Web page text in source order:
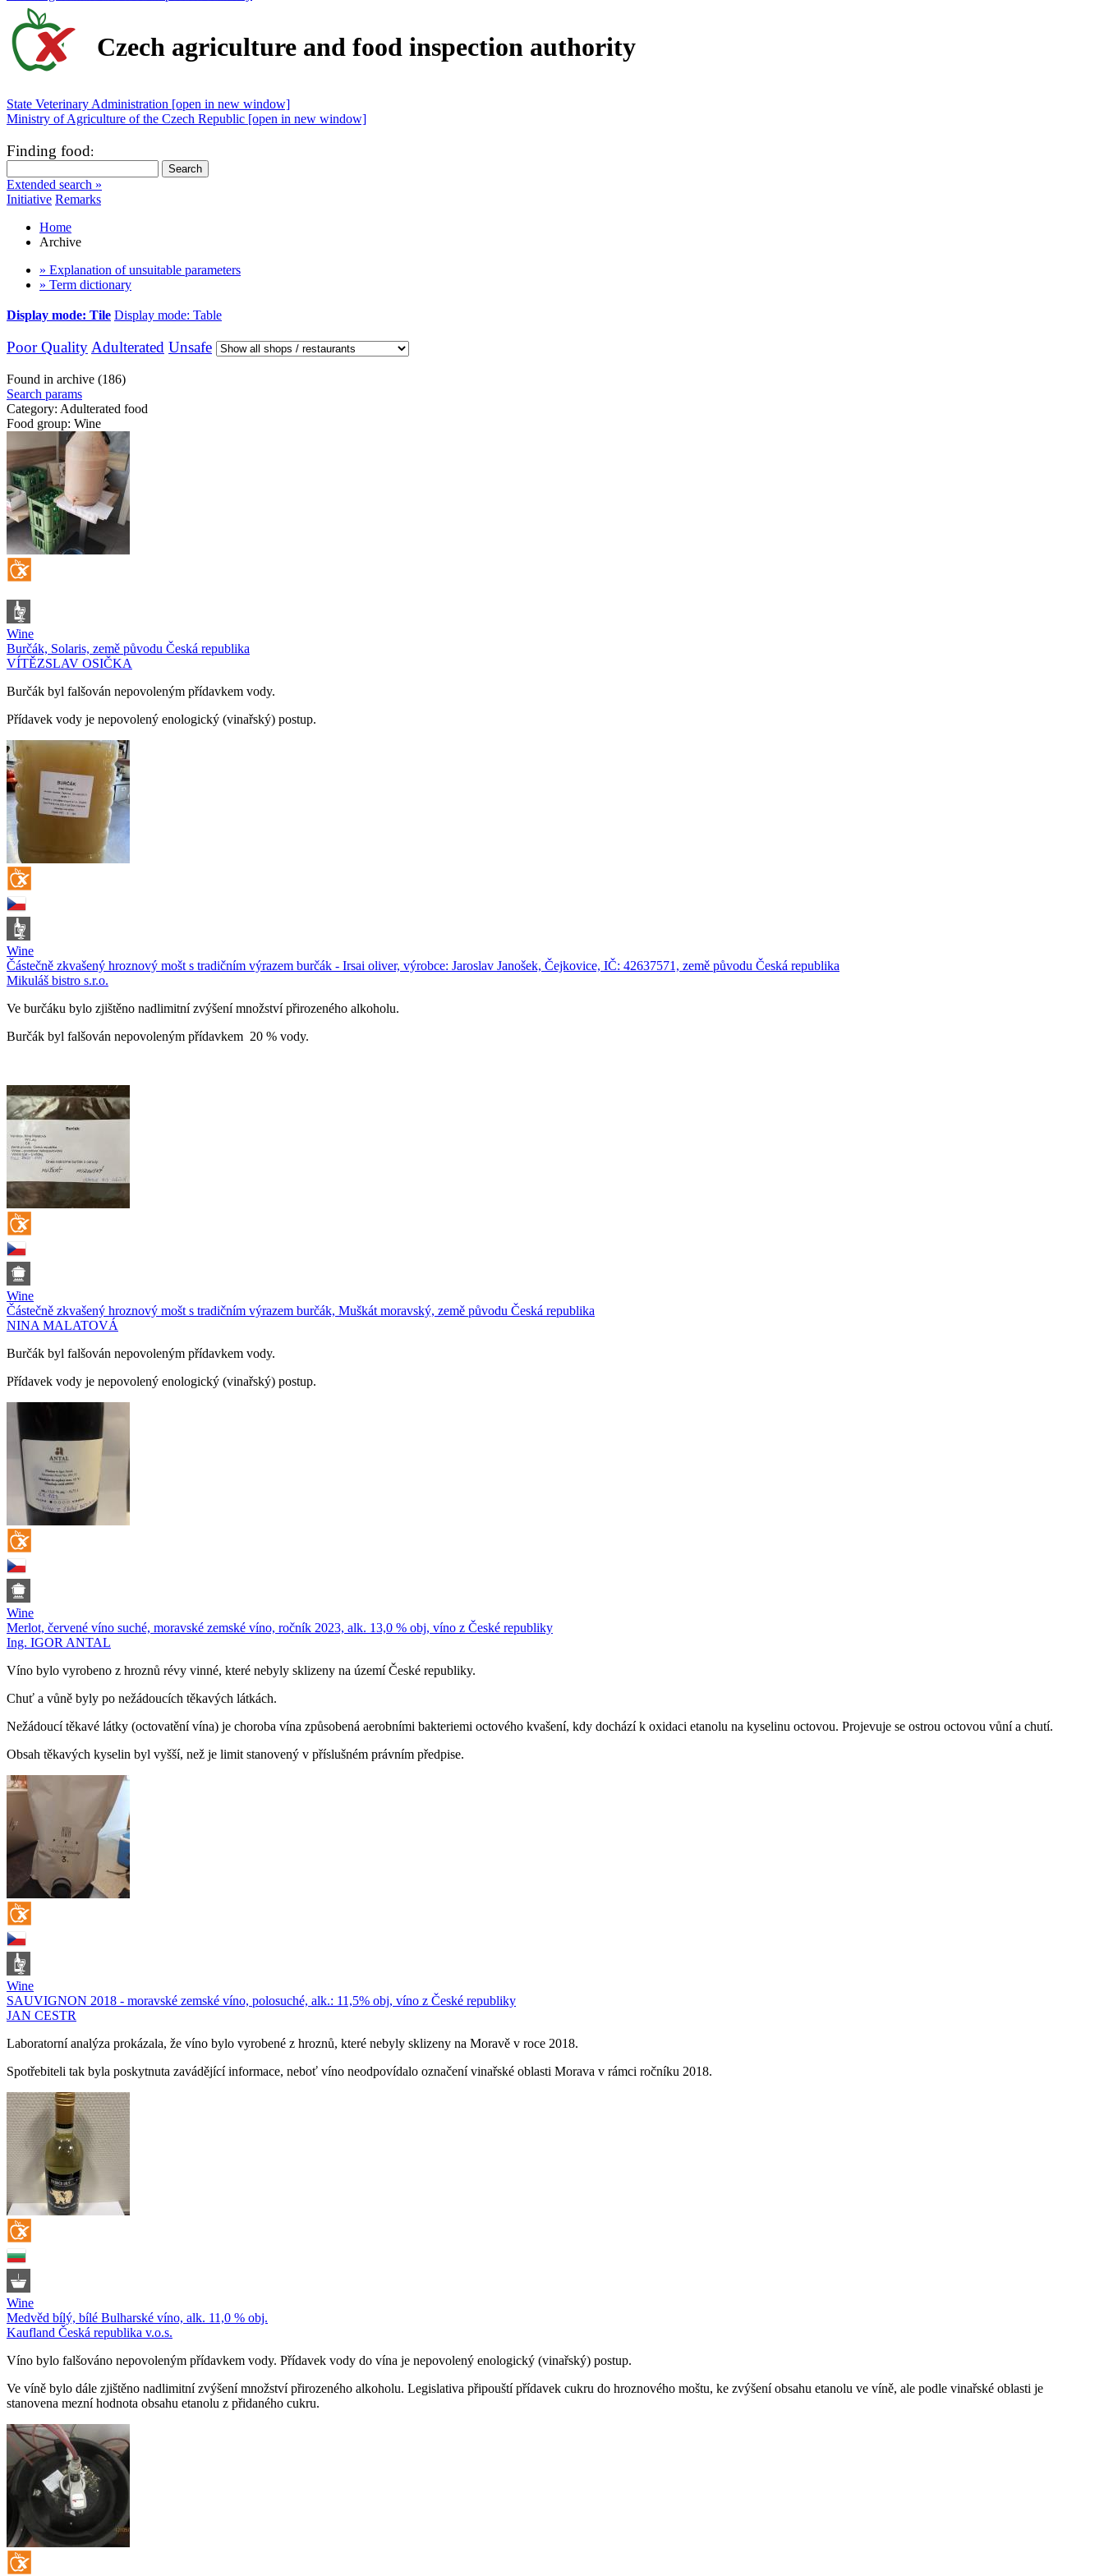
Czech agriculture and food inspection authority
State Veterinary Administration [open in new window]
Ministry of Agriculture of the Czech Republic [open in new window]
Finding food:
Extended search »
Initiative Remarks
Home
Archive
» Explanation of unsuitable parameters
» Term dictionary
Display mode: Tile Display mode: Table
Poor Quality Adulterated Unsafe
Found in archive (186)
Search params
Category: Adulterated food
Food group: Wine
Wine
Burčák, Solaris, země původu Česká republika
VÍTĚZSLAV OSIČKA
Burčák byl falšován nepovoleným přídavkem vody.
Přídavek vody je nepovolený enologický (vinařský) postup.
Wine
Částečně zkvašený hroznový mošt s tradičním výrazem burčák - Irsai oliver, výrobce: Jaroslav Janošek, Čejkovice, IČ: 42637571, země původu Česká republika
Mikuláš bistro s.r.o.
Ve burčáku bylo zjištěno nadlimitní zvýšení množství přirozeného alkoholu.
Burčák byl falšován nepovoleným přídavkem 20 % vody.
Wine
Částečně zkvašený hroznový mošt s tradičním výrazem burčák, Muškát moravský, země původu Česká republika
NINA MALATOVÁ
Burčák byl falšován nepovoleným přídavkem vody.
Přídavek vody je nepovolený enologický (vinařský) postup.
Wine
Merlot, červené víno suché, moravské zemské víno, ročník 2023, alk. 13,0 % obj, víno z České republiky
Ing. IGOR ANTAL
Víno bylo vyrobeno z hroznů révy vinné, které nebyly sklizeny na území České republiky.
Chuť a vůně byly po nežádoucích těkavých látkách.
Nežádoucí těkavé látky (octovatění vína) je choroba vína způsobená aerobními bakteriemi octového kvašení, kdy dochází k oxidaci etanolu na kyselinu octovou. Projevuje se ostrou octovou vůní a chutí.
Obsah těkavých kyselin byl vyšší, než je limit stanovený v příslušném právním předpise.
Wine
SAUVIGNON 2018 - moravské zemské víno, polosuché, alk.: 11,5% obj, víno z České republiky
JAN CESTR
Laboratorní analýza prokázala, že víno bylo vyrobené z hroznů, které nebyly sklizeny na Moravě v roce 2018.
Spotřebiteli tak byla poskytnuta zavádějící informace, neboť víno neodpovídalo označení vinařské oblasti Morava v rámci ročníku 2018.
Wine
Medvěd bílý, bílé Bulharské víno, alk. 11,0 % obj.
Kaufland Česká republika v.o.s.
Víno bylo falšováno nepovoleným přídavkem vody. Přídavek vody do vína je nepovolený enologický (vinařský) postup.
Ve víně bylo dále zjištěno nadlimitní zvýšení množství přirozeného alkoholu. Legislativa připouští přídavek cukru do hroznového moštu, ke zvýšení obsahu etanolu ve víně, ale podle vinařské oblasti je
stanovena mezní hodnota obsahu etanolu z přidaného cukru.